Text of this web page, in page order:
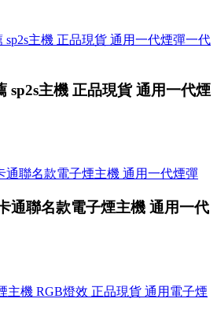
sp2s主機 正品現貨 通用一代煙
通聯名款電子煙主機 通用一代